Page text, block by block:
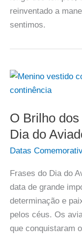
reinventado a
sentimos.
O Brilho
Dia do
Datas
Frases do Dia do
data de grande
determinação e
pelos céus. Os
que conquistaram